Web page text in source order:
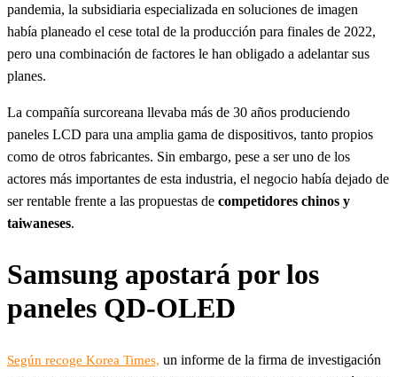
pandemia, la subsidiaria especializada en soluciones de imagen
había planeado el cese total de la producción para finales de 2022,
pero una combinación de factores le han obligado a adelantar sus
planes.
La compañía surcoreana llevaba más de 30 años produciendo
paneles LCD para una amplia gama de dispositivos, tanto propios
como de otros fabricantes. Sin embargo, pese a ser uno de los
actores más importantes de esta industria, el negocio había dejado de
ser rentable frente a las propuestas de competidores chinos y
taiwaneses.
Samsung apostará por los
paneles QD-OLED
Según recoge Korea Times, un informe de la firma de investigación